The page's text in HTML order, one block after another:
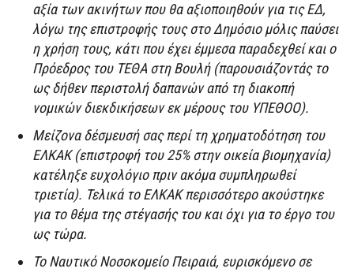
αξία των ακινήτων που θα αξιοποιηθούν για τις ΕΔ,
λόγω της επιστροφής τους στο Δημόσιο μόλις παύσει
η χρήση τους, κάτι που έχει έμμεσα παραδεχθεί και ο
Πρόεδρος του ΤΕΘΑ στη Βουλή (παρουσιάζοντάς το
ως δήθεν περιστολή δαπανών από τη διακοπή
νομικών διεκδικήσεων εκ μέρους του ΥΠΕΘΟΟ).
Μείζονα δέσμευσή σας περί τη χρηματοδότηση του
ΕΛΚΑΚ (επιστροφή του 25% στην οικεία βιομηχανία)
κατέληξε ευχολόγιο πριν ακόμα συμπληρωθεί
τριετία). Τελικά το ΕΛΚΑΚ περισσότερο ακούστηκε
για το θέμα της στέγασής του και όχι για το έργο του
ως τώρα.
Το Ναυτικό Νοσοκομείο Πειραιά, ευρισκόμενο σε